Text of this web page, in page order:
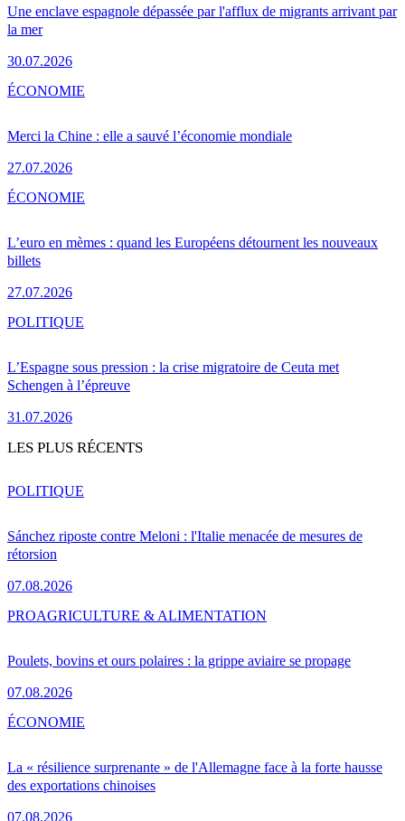
Une enclave espagnole dépassée par l'afflux de migrants arrivant par
la mer
30.07.2026
Merci la Chine : elle a sauvé l’économie mondiale
27.07.2026
ÉCONOMIE
L’euro en mèmes : quand les Européens détournent les nouveaux
billets
27.07.2026
ÉCONOMIE
L’Espagne sous pression : la crise migratoire de Ceuta met
Schengen à l’épreuve
31.07.2026
POLITIQUE
LES PLUS RÉCENTS
Sánchez riposte contre Meloni : l'Italie menacée de mesures de
rétorsion
07.08.2026
POLITIQUE
Poulets, bovins et ours polaires : la grippe aviaire se propage
07.08.2026
PROAGRICULTURE & ALIMENTATION
La « résilience surprenante » de l'Allemagne face à la forte hausse
des exportations chinoises
07.08.2026
ÉCONOMIE